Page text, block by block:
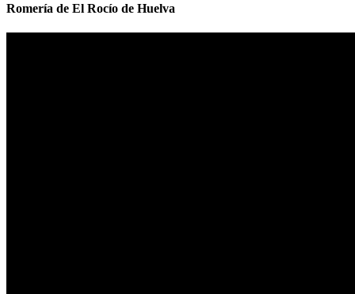
Romería de El Rocío de Huelva